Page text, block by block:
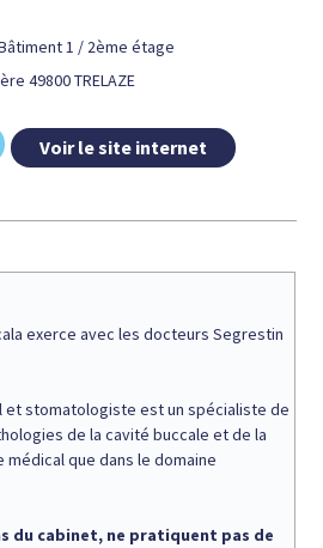
1 / 2ème étage
49800 TRELAZE
Voir le site internet
exerce avec les docteurs Segrestin
et stomatologiste est un spécialiste de
de la cavité buccale et de la
que dans le domaine
du cabinet, ne pratiquent pas de